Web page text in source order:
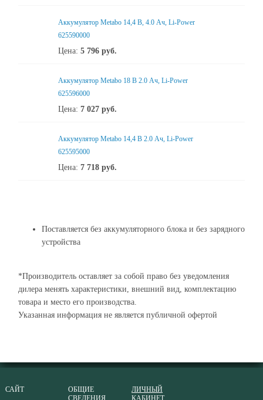
Аккумулятор Metabo 14,4 В, 4.0 Ач, Li-Power
625590000
Цена: 5 796 руб.
Аккумулятор Metabo 18 В 2.0 Ач, Li-Power
625596000
Цена: 7 027 руб.
Аккумулятор Metabo 14,4 В 2.0 Ач, Li-Power
625595000
Цена: 7 718 руб.
Поставляется без аккумуляторного блока и без зарядного
устройства
*Производитель оставляет за собой право без уведомления
дилера менять характеристики, внешний вид, комплектацию
товара и место его производства.
Указанная информация не является публичной офертой
САЙТ
ОБЩИЕ
СВЕДЕНИЯ
ЛИЧНЫЙ
КАБИНЕТ